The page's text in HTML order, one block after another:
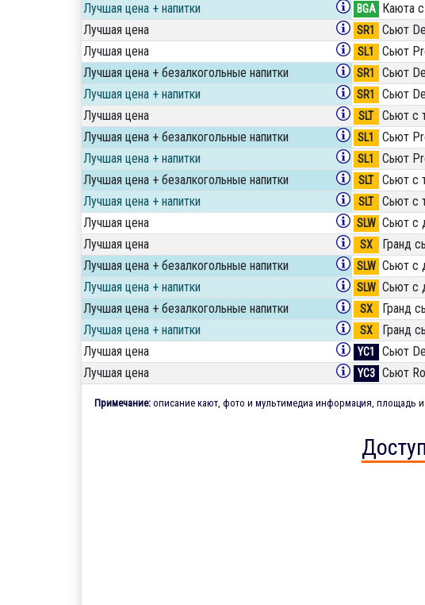
Лучшая цена + напитки BGA Каюта
Лучшая цена SR1 Сьют
Лучшая цена SL1 Сьют
Лучшая цена + безалкогольные напитки SR1 Сьют
Лучшая цена + напитки SR1 Сьют
Лучшая цена SLT Сьют с
Лучшая цена + безалкогольные напитки SL1 Сьют
Лучшая цена + напитки SL1 Сьют
Лучшая цена + безалкогольные напитки SLT Сьют с
Лучшая цена + напитки SLT Сьют с
Лучшая цена SLW Сьют с
Лучшая цена SX Гранд
Лучшая цена + безалкогольные напитки SLW Сьют с
Лучшая цена + напитки SLW Сьют с
Лучшая цена + безалкогольные напитки SX Гранд
Лучшая цена + напитки SX Гранд
Лучшая цена YC1 Сьют
Лучшая цена YC3 Сьют
Примечание: описание кают, фото и мультимедиа информация, площадь и